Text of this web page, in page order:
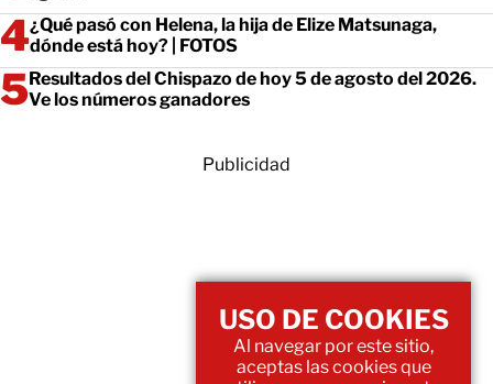
¿Qué pasó con Helena, la hija de Elize Matsunaga,
dónde está hoy? | FOTOS
Resultados del Chispazo de hoy 5 de agosto del 2026.
Ve los números ganadores
Publicidad
USO DE COOKIES
Al navegar por este sitio,
aceptas las cookies que